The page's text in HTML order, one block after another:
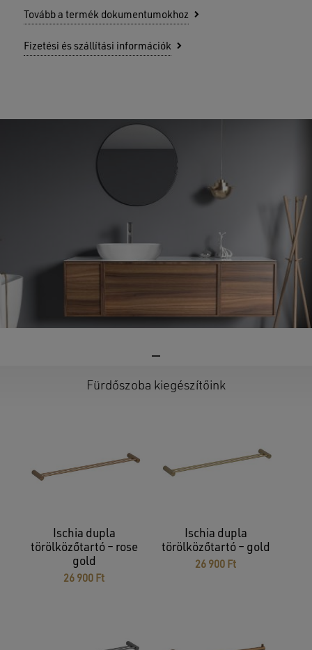
Tovább a termék dokumentumokhoz
Fizetési és szállítási információk
Fürdőszoba kiegészítőink
Ischia dupla
törölközőtartó – rose
gold
26 900 Ft
Ischia dupla
törölközőtartó – gold
26 900 Ft